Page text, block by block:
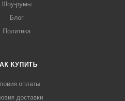
Шоу-румы
Блог
Политика
КУПИТЬ
оплаты
доставки